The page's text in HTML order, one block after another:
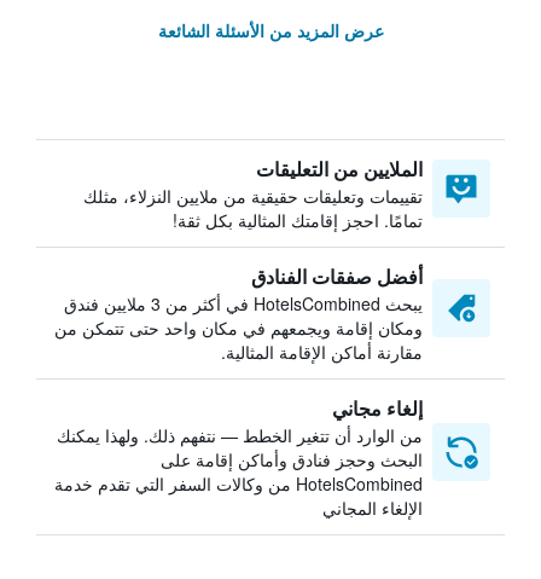
عرض المزيد من الأسئلة الشائعة
الملايين من التعليقات
تقييمات وتعليقات حقيقية من ملايين النزلاء، مثلك
تمامًا. احجز إقامتك المثالية بكل ثقة!
أفضل صفقات الفنادق
يبحث HotelsCombined في أكثر من 3 ملايين فندق
ومكان إقامة ويجمعهم في مكان واحد حتى تتمكن من
مقارنة أماكن الإقامة المثالية.
إلغاء مجاني
من الوارد أن تتغير الخطط — نتفهم ذلك. ولهذا يمكنك
البحث وحجز فنادق وأماكن إقامة على
HotelsCombined من وكالات السفر التي تقدم خدمة
الإلغاء المجاني